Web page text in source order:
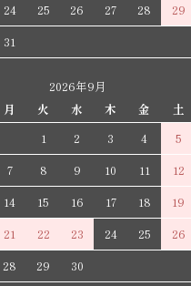
24 25 26 27 28
29
31
2026年9月
月 火 水 木 金
土
1
2 3 4
5
7 8 9 10 11
12
14 15 16 17 18
19
21 22 23 24 25
26
28 29 30